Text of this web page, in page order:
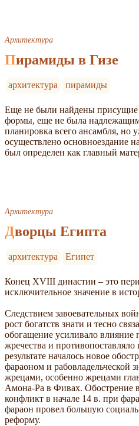
Архитектура
Пирамиды в Гизе
архитектура пирамиды
Еще не были найдены присущие
формы, еще не была надлежащим
планировка всего ансамбля, но
осуществлено основноездание
был определен как главный
Архитектура
Дворцы Египта
архитектура Египет
Конец XVIII династии – это
исключительное значение в
Следствием завоевательных
рост богатств знати и тесно
обогащение усиливало влияние
жречества и
результате началось новое
фараоном и рабовладельческой
жрецами, особенно жрецами
Амона-Ра в Фивах. Обострение
конфликт в начале 14 в. при
фараон провел большую
реформу.